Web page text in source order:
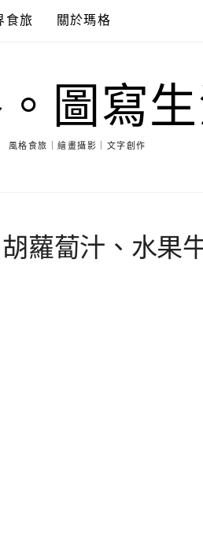
食旅 關於瑪格
圖寫
風格食旅｜繪畫攝影｜文字創作
蘿蔔汁、水果